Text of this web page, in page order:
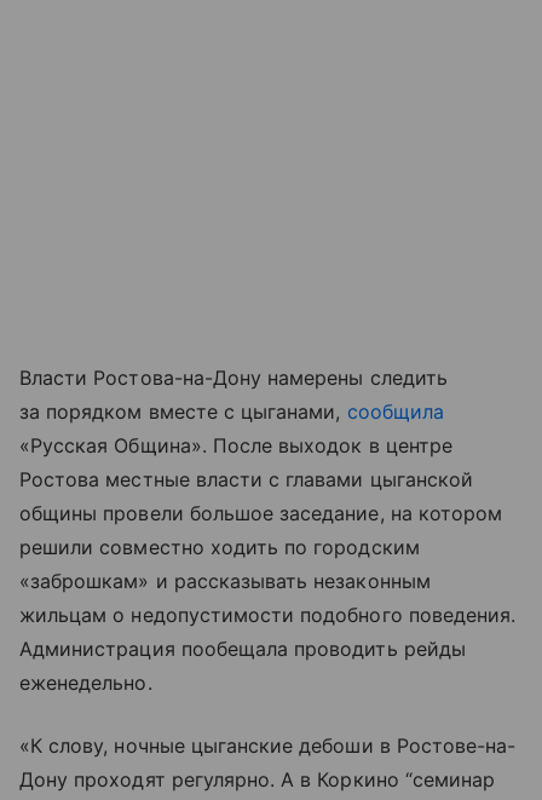
Власти Ростова-на-Дону намерены следить
за порядком вместе с цыганами, сообщила
«Русская Община». После выходок в центре
Ростова местные власти с главами цыганской
общины провели большое заседание, на котором
решили совместно ходить по городским
«заброшкам» и рассказывать незаконным
жильцам о недопустимости подобного поведения.
Администрация пообещала проводить рейды
еженедельно.
«К слову, ночные цыганские дебоши в Ростове-на-
Дону проходят регулярно. А в Коркино “семинар